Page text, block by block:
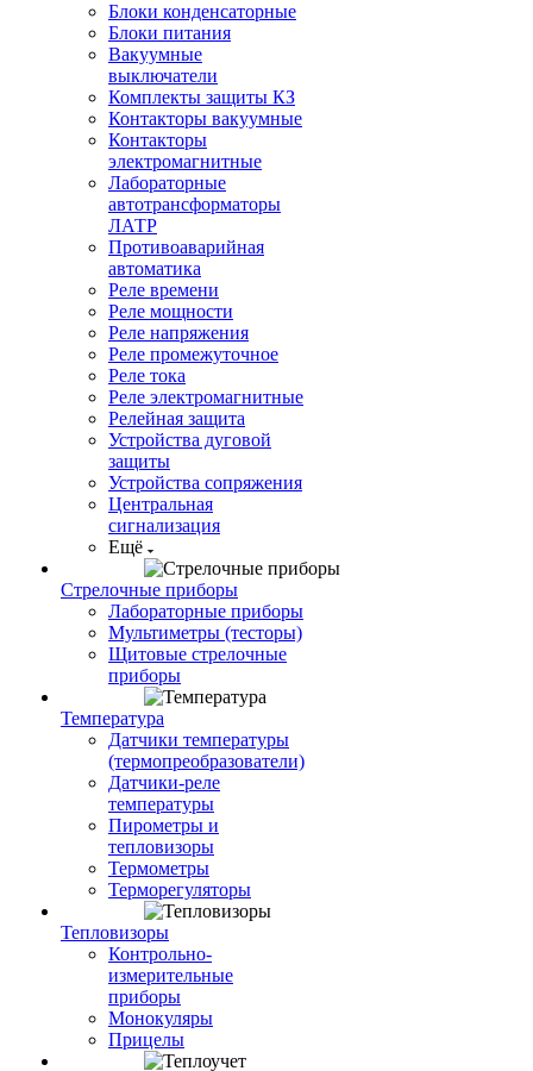
Блоки конденсаторные
Блоки питания
Вакуумные
выключатели
Комплекты защиты КЗ
Контакторы вакуумные
Контакторы
электромагнитные
Лабораторные
автотрансформаторы
ЛАТР
Противоаварийная
автоматика
Реле времени
Реле мощности
Реле напряжения
Реле промежуточное
Реле тока
Реле электромагнитные
Релейная защита
Устройства дуговой
защиты
Устройства сопряжения
Центральная
сигнализация
Ещё
Стрелочные приборы
Лабораторные приборы
Мультиметры (тесторы)
Щитовые стрелочные
приборы
Температура
Датчики температуры
(термопреобразователи)
Датчики-реле
температуры
Пирометры и
тепловизоры
Термометры
Терморегуляторы
Тепловизоры
Контрольно-
измерительные
приборы
Монокуляры
Прицелы